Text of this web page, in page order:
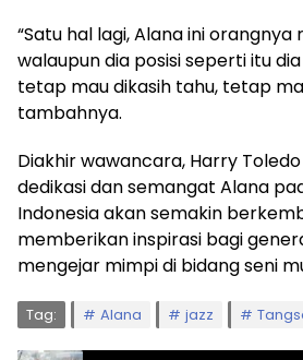
“Satu hal lagi, Alana ini
walaupun dia posisi seperti itu
tetap mau dikasih tahu, tetap
tambahnya.
Diakhir wawancara, Harry
dedikasi dan semangat Alana
Indonesia akan semakin
memberikan inspirasi bagi
mengejar mimpi di bidang seni
Tag: Alana jazz